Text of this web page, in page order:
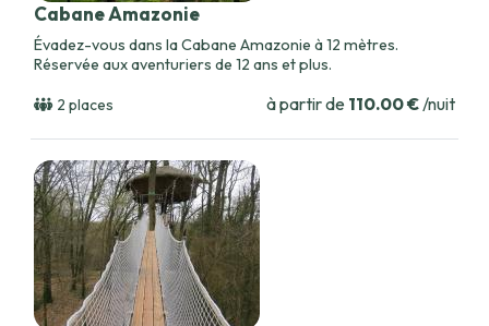
Cabane Amazonie
Évadez-vous dans la Cabane Amazonie à 12 mètres.
Réservée aux aventuriers de 12 ans et plus.
2 places à partir de 110.00 €/nuit